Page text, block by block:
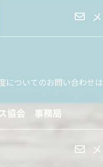
についてのお問い合わせは
協会 事務局